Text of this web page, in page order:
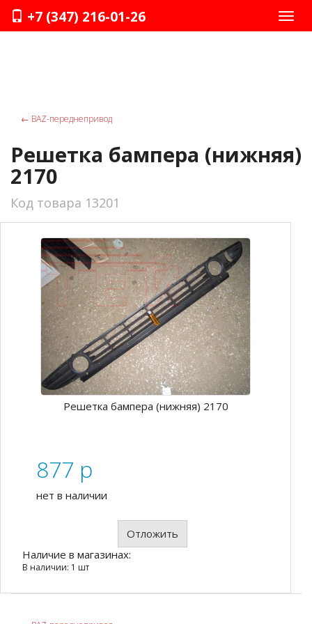
+7 (347) 216-01-26
← ВАZ-переднепривод
Решетка бампера (нижняя)
2170
Код товара 13201
Решетка бампера (нижняя) 2170
877 p
нет в наличии
Отложить
Наличие в магазинах:
В наличии: 1 шт